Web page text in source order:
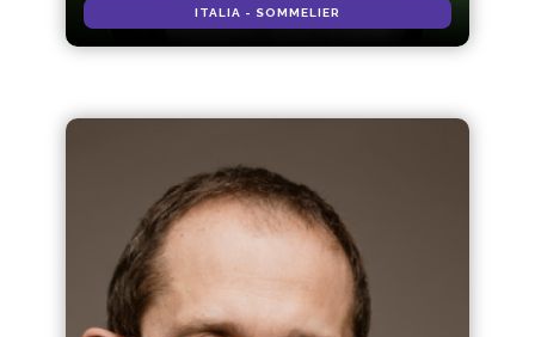
ITALIA - SOMMELIER